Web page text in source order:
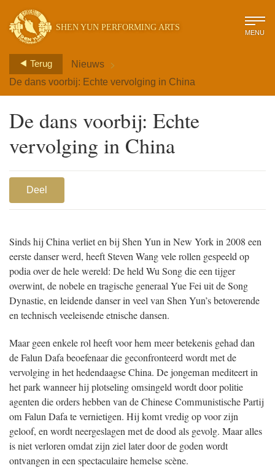
SHEN YUN PERFORMING ARTS MENU
Terug Nieuws >
De dans voorbij: Echte vervolging in China
De dans voorbij: Echte
vervolging in China
Deel
Sinds hij China verliet en bij Shen Yun in New York in 2008 een
eerste danser werd, heeft Steven Wang vele rollen gespeeld op
podia over de hele wereld: De held Wu Song die een tijger
overwint, de nobele en tragische generaal Yue Fei uit de Song
Dynastie, en leidende danser in veel van Shen Yun’s betoverende
en technisch veeleisende etnische dansen.
Maar geen enkele rol heeft voor hem meer betekenis gehad dan
de Falun Dafa beoefenaar die geconfronteerd wordt met de
vervolging in het hedendaagse China. De jongeman mediteert in
het park wanneer hij plotseling omsingeld wordt door politie
agenten die orders hebben van de Chinese Communistische Partij
om Falun Dafa te vernietigen. Hij komt vredig op voor zijn
geloof, en wordt neergeslagen met de dood als gevolg. Maar alles
is niet verloren omdat zijn ziel later door de goden wordt
ontvangen in een spectaculaire hemelse scène.